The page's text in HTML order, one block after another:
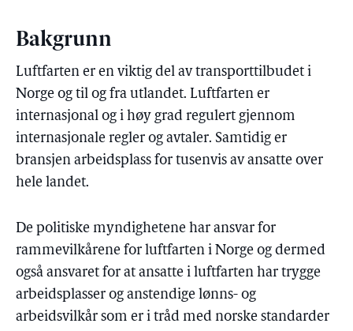
Bakgrunn
Luftfarten er en viktig del av transporttilbudet i
Norge og til og fra utlandet. Luftfarten er
internasjonal og i høy grad regulert gjennom
internasjonale regler og avtaler. Samtidig er
bransjen arbeidsplass for tusenvis av ansatte over
hele landet.
De politiske myndighetene har ansvar for
rammevilkårene for luftfarten i Norge og dermed
også ansvaret for at ansatte i luftfarten har trygge
arbeidsplasser og anstendige lønns- og
arbeidsvilkår som er i tråd med norske standarder